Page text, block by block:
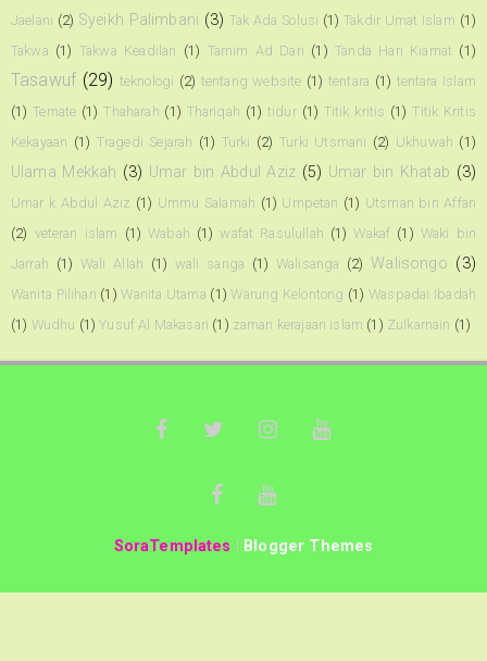
Jaelani (2) Syeikh Palimbani (3) Tak Ada Solusi (1) Takdir Umat Islam (1)
Takwa (1) Takwa Keadilan (1) Tamim Ad Dari (1) Tanda Hari Kiamat (1)
Tasawuf (29) teknologi (2) tentang website (1) tentara (1) tentara Islam
(1) Ternate (1) Thaharah (1) Thariqah (1) tidur (1) Titik kritis (1) Titik Kritis
Kekayaan (1) Tragedi Sejarah (1) Turki (2) Turki Utsmani (2) Ukhuwah (1)
Ulama Mekkah (3) Umar bin Abdul Aziz (5) Umar bin Khatab (3)
Umar k Abdul Aziz (1) Ummu Salamah (1) Umpetan (1) Utsman bin Affan
(2) veteran islam (1) Wabah (1) wafat Rasulullah (1) Wakaf (1) Waki bin
Jarrah (1) Wali Allah (1) wali sanga (1) Walisanga (2) Walisongo (3)
Wanita Pilihan (1) Wanita Utama (1) Warung Kelontong (1) Waspadai Ibadah
(1) Wudhu (1) Yusuf Al Makasari (1) zaman kerajaan islam (1) Zulkarnain (1)
SoraTemplates Blogger Themes